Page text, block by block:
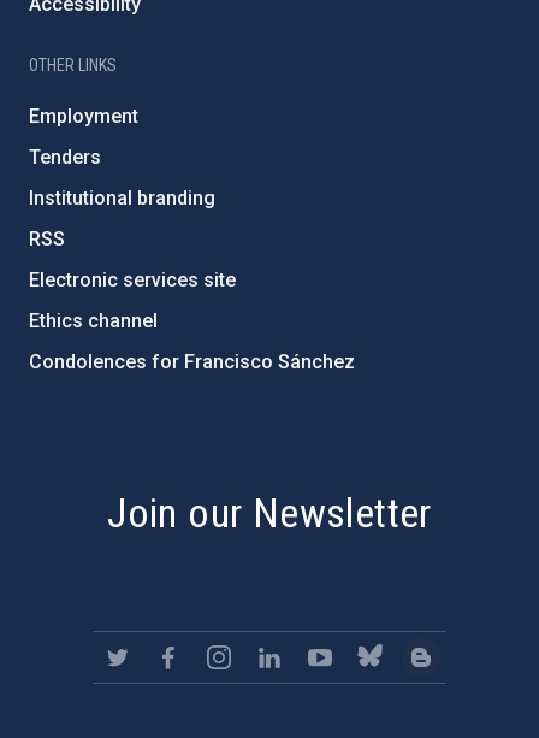
OTHER LINKS
Employment
Tenders
Institutional branding
RSS
Electronic services site
Ethics channel
Condolences for Francisco Sánchez
Join our Newsletter